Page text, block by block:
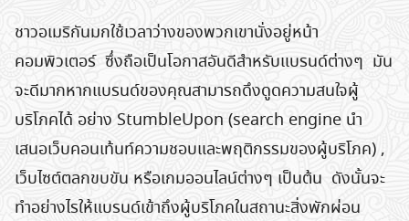
ชาวอเมริกันมกใช้เวลาว่างของพวกเขานั่งอยู่หน้า
คอมพิวเตอร์ ซึ่งถือเป็นโอกาสอันดีสำหรับแบรนด์ต่างๆ มัน
จะดีมากหากแบรนด์ของคุณสามารถดึงดูดความสนใจผู้
บริโภคได้ อย่าง StumbleUpon (search engine นำ
เสนอเว็บคอนเท้นท์ความชอบและพฤติกรรมของผู้บริโภค) ,
เว็บไซต์ตลกขบขัน หรือเกมออนไลน์ต่างๆ เป็นต้น ดังนั้นจะ
ทำอย่างไรให้แบรนด์เข้าถึงผู้บริโภคในสถานะสิ่งพักผ่อน